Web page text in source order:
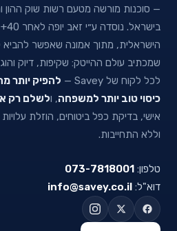
— סוכנות מורשה מטעם רשות שוק ההון
הישראלית, מתוך אמונה שאפשר
שמכתיב עולם ההייטק: שקיפות, דיוק
לכל לקוח של Savey —
להפיק יותר
כיסוי טוב יותר למשפחה, ולשלם רק
אישי, בדיקת כפל ביטוחים, הוזלת
וללא התחייבות.
טלפון: 073-7818001
דוא"ל: info@savey.co.il